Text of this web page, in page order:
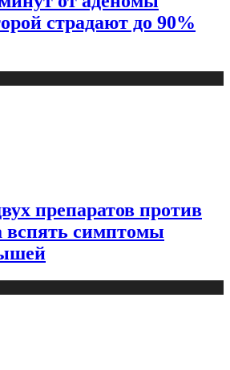
страдают до 90%
препаратов против
вспять симптомы